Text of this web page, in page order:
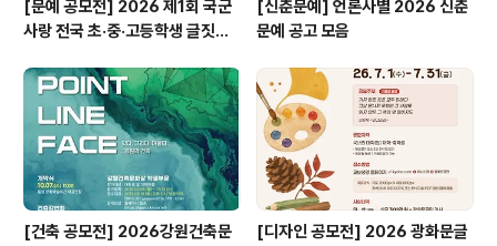
[문예 공모전] 2026 제1회 국군
사랑 전국 초·중·고등학생 글짓기
[신춘문예] 언론사별 2026 신춘
문예 공고 모음
[건축 공모전] 2026강원건축문
[디자인 공모전] 2026 광화문글